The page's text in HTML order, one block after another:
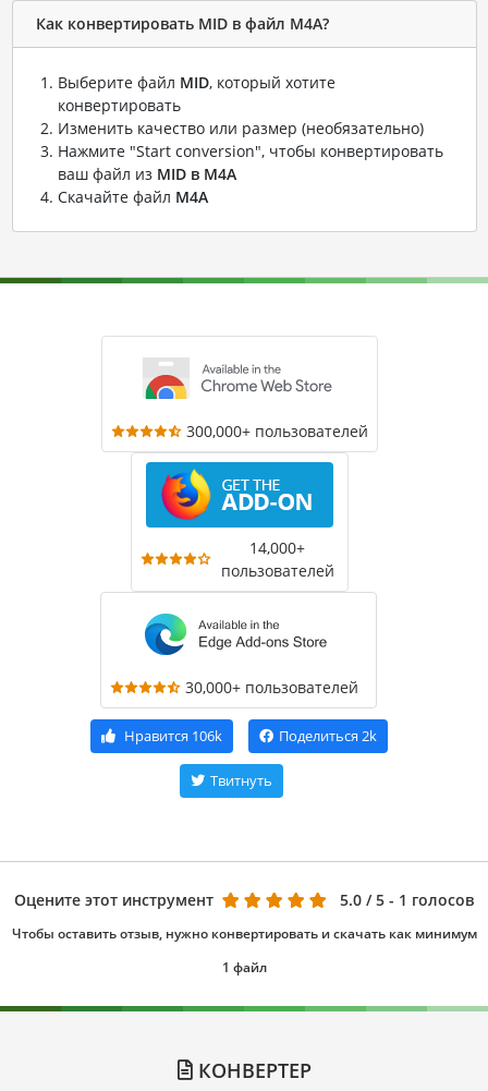
Как конвертировать MID в файл M4A?
Выберите файл MID, который хотите
конвертировать
Изменить качество или размер (необязательно)
Нажмите "Start conversion", чтобы конвертировать
ваш файл из MID в M4A
Скачайте файл M4A
300,000+ пользователей
14,000+
пользователей
30,000+ пользователей
Нравится 106k Поделиться 2k
Твитнуть
Оцените этот инструмент 5.0 / 5 - 1 голосов
Чтобы оставить отзыв, нужно конвертировать и скачать как минимум
1 файл
КОНВЕРТЕР